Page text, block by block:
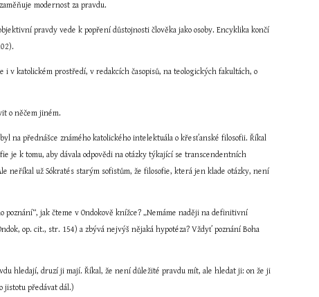
modernost za pravdu.
pravdy vede k popření důstojnosti člověka jako osoby. Encyklika končí
v katolickém prostředí, v redakcích časopisů, na teologických fakultách, o
o něčem jiném.
na přednášce známého katolického intelektuála o křesťanské filosofii. Říkal
je k tomu, aby dávala odpovědi na otázky týkající se transcendentních
neříkal už Sókratés starým sofistům, že filosofie, která jen klade otázky, není
jak čteme v Ondokově knížce? „Nemáme naději na definitivní
op. cit., str. 154) a zbývá nejvýš nějaká hypotéza? Vždyť poznání Boha
hledají, druzí ji mají. Říkal, že není důležité pravdu mít, ale hledat ji: on že ji
jistotu předávat dál.)